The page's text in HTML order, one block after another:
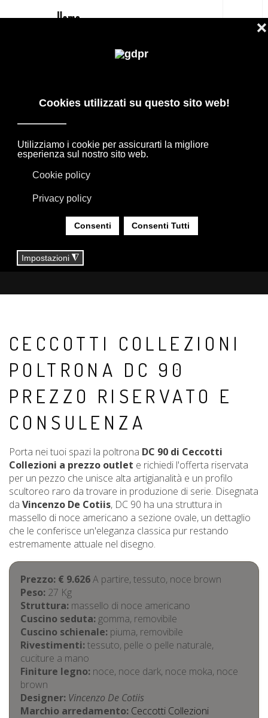
90 PREZZO RISERVATO E
CONSULENZA
PRODOTTI DI DESIGN IN OFFERTA: AGAPE,
BOFFI, B&B ITALIA, DE PADOVA, MAXALTO,
FLEXFORM, MOOOI. BIANCHERIA, TAPPETI E
LIMONTA. ILLUMINAZIONE DAVIDE GROPPI
CECCOTTI COLLEZIONI POLTRONA DC 90 PREZZO
CECCOTTI COLLEZIONI
POLTRONA DC 90
PREZZO RISERVATO E
CONSULENZA
Porta nei tuoi spazi la poltrona DC 90 di Ceccotti
Collezioni a prezzo outlet e richiedi l'offerta riservata
per un pezzo che unisce alta artigianalità e un profilo
scultoreo raro da trovare in produzione di serie. Disegnata
da Vincenzo De Cotiis, DC 90 ha una struttura in
massello di noce americano a sezione ovale, un dettaglio
che le conferisce un'eleganza classica pur restando
estremamente attuale nel disegno.
Prezzo: € 9.626A partire, tessuto, noce brown
Peso: 27 Kg
Struttura: massello di noce americano
Cuscino seduta: gomma, removibile
Cuscino schienale: piuma, removibile
Rivestimenti:tessuto, pelle o pelle naturale,
cuciture a mano
Finiture legno: noce, noce dark, noce moka, noce
brown
Designer: Vincenzo De Cotiis
Marchio arredamento: Ceccotti Collezioni